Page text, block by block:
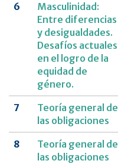
6
Masculinidad:
Entre diferencias
y desigualdades.
Desafíos actuales
en el logro de la
equidad de
género.
7
Teoría general de
las obligaciones
8
Teoría general de
las obligaciones